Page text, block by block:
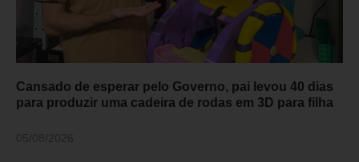
Cansado de esperar pelo Governo, pai levou 40 dias
para produzir uma cadeira de rodas em 3D para filha